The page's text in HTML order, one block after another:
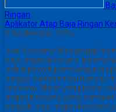
Ringan
Aplikator Atap Baja Ringan
1 September 2025
Jual Kencana: Mengingat
baja ringan kencana kini
untuk proyek pembangunan
hingga rumah mulai banyak
kencana. Minat yang besar
ringan kencana yang
banyak, baja ringan kencana